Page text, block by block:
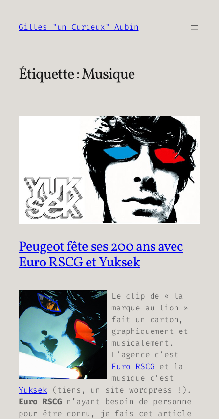
contenu
Gilles "un Curieux" Aubin
Étiquette :Musique
Peugeot fête ses 200 ans avec
Euro RSCG et Yuksek
Le clip de « la
marque au lion »
fait un carton,
graphiquement et
musicalement.
L’agence c’est
Euro RSCG et la
musique c’est
Yuksek (tiens, un site wordpress ! ).
Euro RSCGn’ayant besoin de personne
pour être connu, je fais cet article